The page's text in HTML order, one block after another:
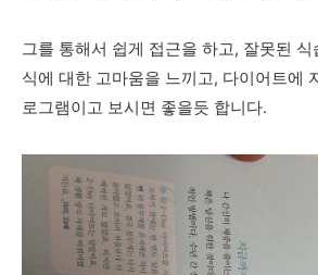
그를 통해서 쉽게 접근을 하고, 잘못된
식에 대한 고마움을 느끼고, 다이어트에
로그램이고 보시면 좋을듯 합니다.